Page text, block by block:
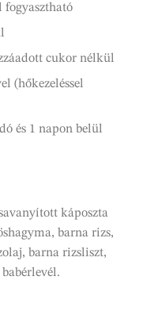
fogyasztható
cukor nélkül
(hőkezeléssel
és 1 napon belül
káposzta
barna rizs,
barna rizsliszt,